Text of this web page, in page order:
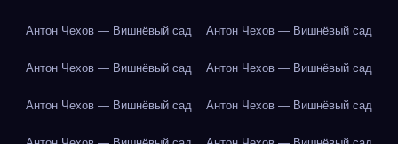
Антон Чехов — Вишнёвый сад Антон Чехов — Вишнёвый сад
Антон Чехов — Вишнёвый сад Антон Чехов — Вишнёвый сад
Антон Чехов — Вишнёвый сад Антон Чехов — Вишнёвый сад